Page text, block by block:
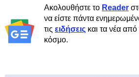
Ακολουθήστε το Reader
να είστε πάντα
τις ειδήσεις και τα νέα
κόσμο.